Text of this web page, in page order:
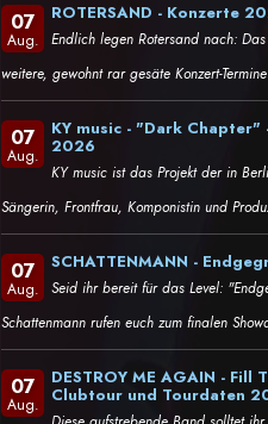
07
Aug.
ROTERSAND - Konzerte
Endlich legen Rotersand nach:
weitere, gewohnt rar gesäte Konzert-
07
Aug.
KY music - "Dark Chapter"
2026
KY music ist das Projekt der in
Sängerin, Frontfrau, Komponistin und
07
Aug.
SCHATTENMANN -
Seid ihr bereit für das Level:
Schattenmann rufen euch zum finalen
07
Aug.
DESTROY ME AGAIN - Fill
Clubtour und Tourdaten